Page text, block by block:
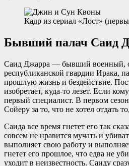
Кадр из сериал «Лост»
Бывший палач Саид
Саид Джарра — бывший военный,
республиканской гвардии Ирака,
прошлую жизнь и бездействие.
изобретает, куда-то лезет. Если
первый специалист. В первом
Сойеру за то, что не хотел отдать
Саида все время гнетет его так
совсем не нравится мучать и
выполняет свою работу и
гнетет его прошлое, что едва не
уходит в неизвестность. Саиду